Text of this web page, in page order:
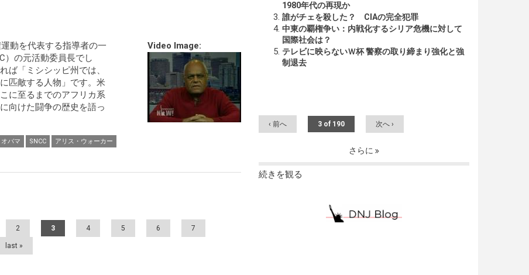
Video Image:
動を代表する指導者の一
）の元活動委員長でし
ば「ミシシッピ州では、
匹敵する人物」です。米
に至るまでのアフリカ系
向けた闘争の歴史を語っ
オバマ SNCC アリス・ウォーカー
2 3 4 5 6 7
last »
1980年代の再現か
誰がチェを殺した？ CIAの完全犯罪
中東の覇権争い：内戦化するシリア危機に対して
国際社会は？
テレビに映らないＷ杯 警察の取り締まり強化と強
制退去
‹ 前へ 3 of 190 次へ ›
さらに
続きを観る